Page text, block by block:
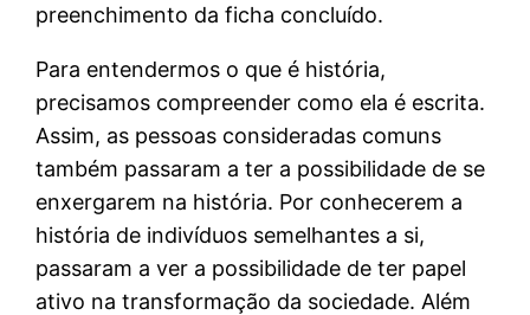
preenchimento da ficha concluído.
Para entendermos o que é história,
precisamos compreender como ela é escrita.
Assim, as pessoas consideradas comuns
também passaram a ter a possibilidade de se
enxergarem na história. Por conhecerem a
história de indivíduos semelhantes a si,
passaram a ver a possibilidade de ter papel
ativo na transformação da sociedade. Além